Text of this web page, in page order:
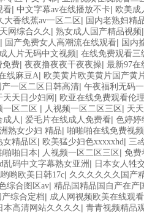
看| 中文字幕av在线播放不卡| 欧美成
大香线蕉av一区二区 | 国内老熟妇精
网综合久久 | 熟女成人国产精品视频
| 国产免费女人高潮流在线观看| 国内
人片无码中文视频| 在线免费观看三
免费| 夜夜撸夜夜干夜夜操| 最新97在
线麻豆A| 欧美黄片欧美黄片国产黄
产一区二区日韩高清| 午夜福利无码
天天日少妇网 | 欧亚在线免费观看伦
一区二区 | 人视频一区二区三区 | 天
成人| 爱毛片在线成人免费看| 色婷婷
熟女少妇 精品| 啪啪啪在线免费视频
女精品区 | 欧美猛少妇色xxxxxhd| 三a
啪啪日本| 人视频一区二区三区 | 免费
乱码中文字幕熟女亚洲 | 日本女人牲
哟欧美日韩17c| 久久久久久久国产
综合图区av| 精品国精品国自产在产
产综合定档| 成人网视频欧美在线观看
本高清网站久久久久 | 青青视频精品